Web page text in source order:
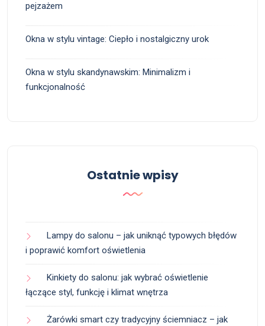
pejzażem
Okna w stylu vintage: Ciepło i nostalgiczny urok
Okna w stylu skandynawskim: Minimalizm i
funkcjonalność
Ostatnie wpisy
Lampy do salonu – jak uniknąć typowych błędów
i poprawić komfort oświetlenia
Kinkiety do salonu: jak wybrać oświetlenie
łączące styl, funkcję i klimat wnętrza
Żarówki smart czy tradycyjny ściemniacz – jak